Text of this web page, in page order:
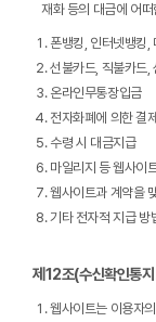
재화 등의 대금에 어
폰뱅킹, 인터넷뱅킹,
선불카드, 직불카드,
온라인무통장입금
전자화폐에 의한 결제
수령 시 대금지급
마일리지 등 웹사이
웹사이트과 계약을
기타 전자적 지급 방
제12조(수신확인통지
웹사이트는 이용자